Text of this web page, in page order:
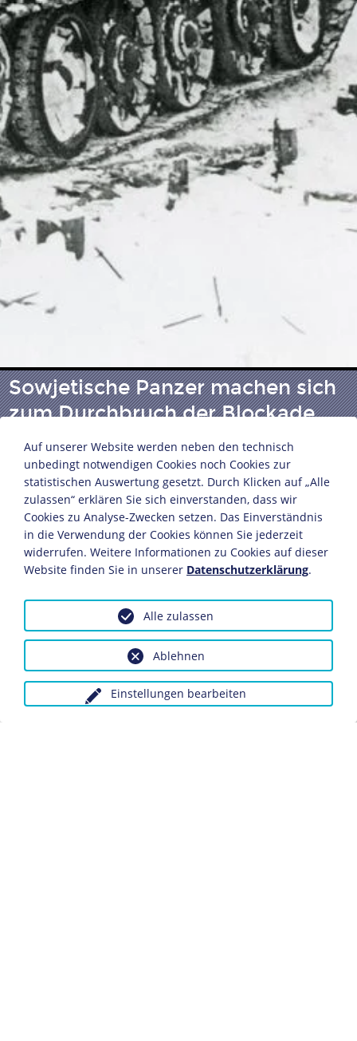
Sowjetische Panzer machen sich
zum Durchbruch der Blockade
von Leningrad fertig
Fotografie
Sowjetunion, Januar 1944
Bildnachweis: Deutsches Historisches Museum,
Berlin
Inv.-Nr.: F 60/2075
Dieses Objekt ist eingebunden in folgende LeMO-
Seiten:
Die Belagerung von Leningrad
Die sowjetische Winteroffensive 1943/44
Auf unserer Website werden neben den technisch
unbedingt notwendigen Cookies noch Cookies zur
statistischen Auswertung gesetzt. Durch Klicken auf „Alle
zulassen“ erklären Sie sich einverstanden, dass wir
Cookies zu Analyse-Zwecken setzen. Das Einverständnis
in die Verwendung der Cookies können Sie jederzeit
widerrufen. Weitere Informationen zu Cookies auf dieser
Website finden Sie in unserer Datenschutzerklärung.
Einstellungen bearbeiten
Ablehnen
Alle zulassen